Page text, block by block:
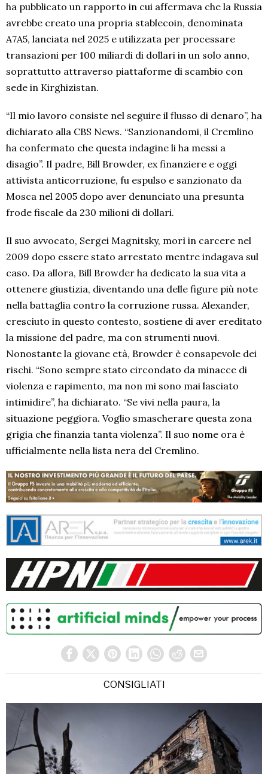
ha pubblicato un rapporto in cui affermava che la Russia
avrebbe creato una propria stablecoin, denominata
A7A5, lanciata nel 2025 e utilizzata per processare
transazioni per 100 miliardi di dollari in un solo anno,
soprattutto attraverso piattaforme di scambio con
sede in Kirghizistan.
“Il mio lavoro consiste nel seguire il flusso di denaro”, ha
dichiarato alla CBS News. “Sanzionandomi, il Cremlino
ha confermato che questa indagine li ha messi a
disagio”. Il padre, Bill Browder, ex finanziere e oggi
attivista anticorruzione, fu espulso e sanzionato da
Mosca nel 2005 dopo aver denunciato una presunta
frode fiscale da 230 milioni di dollari.
Il suo avvocato, Sergei Magnitsky, morì in carcere nel
2009 dopo essere stato arrestato mentre indagava sul
caso. Da allora, Bill Browder ha dedicato la sua vita a
ottenere giustizia, diventando una delle figure più note
nella battaglia contro la corruzione russa. Alexander,
cresciuto in questo contesto, sostiene di aver ereditato
la missione del padre, ma con strumenti nuovi.
Nonostante la giovane età, Browder è consapevole dei
rischi. “Sono sempre stato circondato da minacce di
violenza e rapimento, ma non mi sono mai lasciato
intimidire”, ha dichiarato. “Se vivi nella paura, la
situazione peggiora. Voglio smascherare questa zona
grigia che finanzia tanta violenza”. Il suo nome ora è
ufficialmente nella lista nera del Cremlino.
CONSIGLIATI